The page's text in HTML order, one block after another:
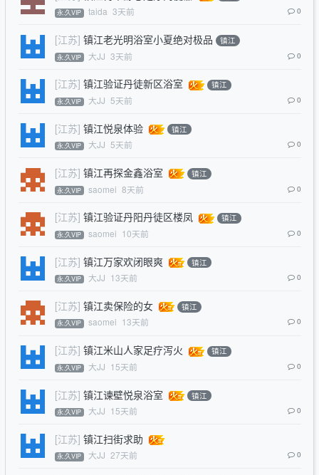
永.久VIP taida 3天前 0
[江苏] 镇江老光明浴室小夏绝对极品 镇江
永.久VIP 大JJ 3天前 0
[江苏] 镇江验证丹徒新区浴室 镇江
永.久VIP 大JJ 5天前 0
[江苏] 镇江悦泉体验 镇江
永.久VIP 大JJ 5天前 0
[江苏] 镇江再探金鑫浴室 镇江
永.久VIP saomei 8天前 0
[江苏] 镇江验证丹阳丹徒区楼凤 镇江
永.久VIP saomei 10天前 0
[江苏] 镇江万家欢闭眼爽 镇江
永.久VIP 大JJ 13天前 0
[江苏] 镇江卖保险的女 镇江
永.久VIP saomei 13天前 0
[江苏] 镇江米山人家足疗泻火 镇江
永.久VIP 大JJ 15天前 0
[江苏] 镇江谏壁悦泉浴室 镇江
永.久VIP 大JJ 15天前 0
[江苏] 镇江扫街求助
永.久VIP 大JJ 27天前 0